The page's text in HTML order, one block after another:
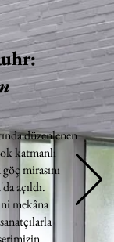
düzenlenen
katmanlı
mirasını
açıldı.
mekâna